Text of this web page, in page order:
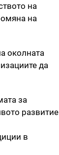
на
на
околната
да
за
развитие
в